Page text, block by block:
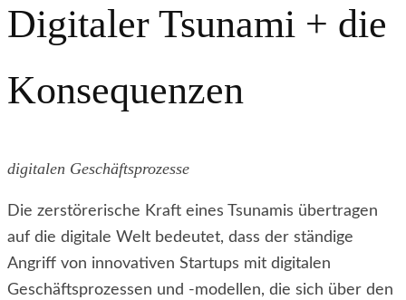
Digitaler Tsunami + die
Konsequenzen
digitalen Geschäftsprozesse
Die zerstörerische Kraft eines Tsunamis übertragen
auf die digitale Welt bedeutet, dass der ständige
Angriff von innovativen Startups mit digitalen
Geschäftsprozessen und -modellen, die sich über den